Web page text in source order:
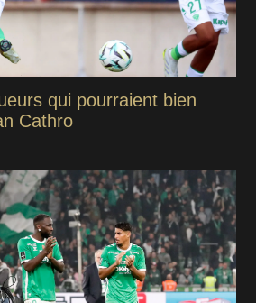
qui pourraient bien
Cathro